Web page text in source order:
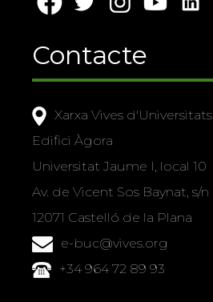
Contacte
Xarxa Vives d'Universitats
Edifici Àgora
Universitat Jaume I, local 10
Av. de Vicent Sos Baynat, s/n
12071 Castelló de la Plana
e-buc@vives.org
+34 964 72 89 93